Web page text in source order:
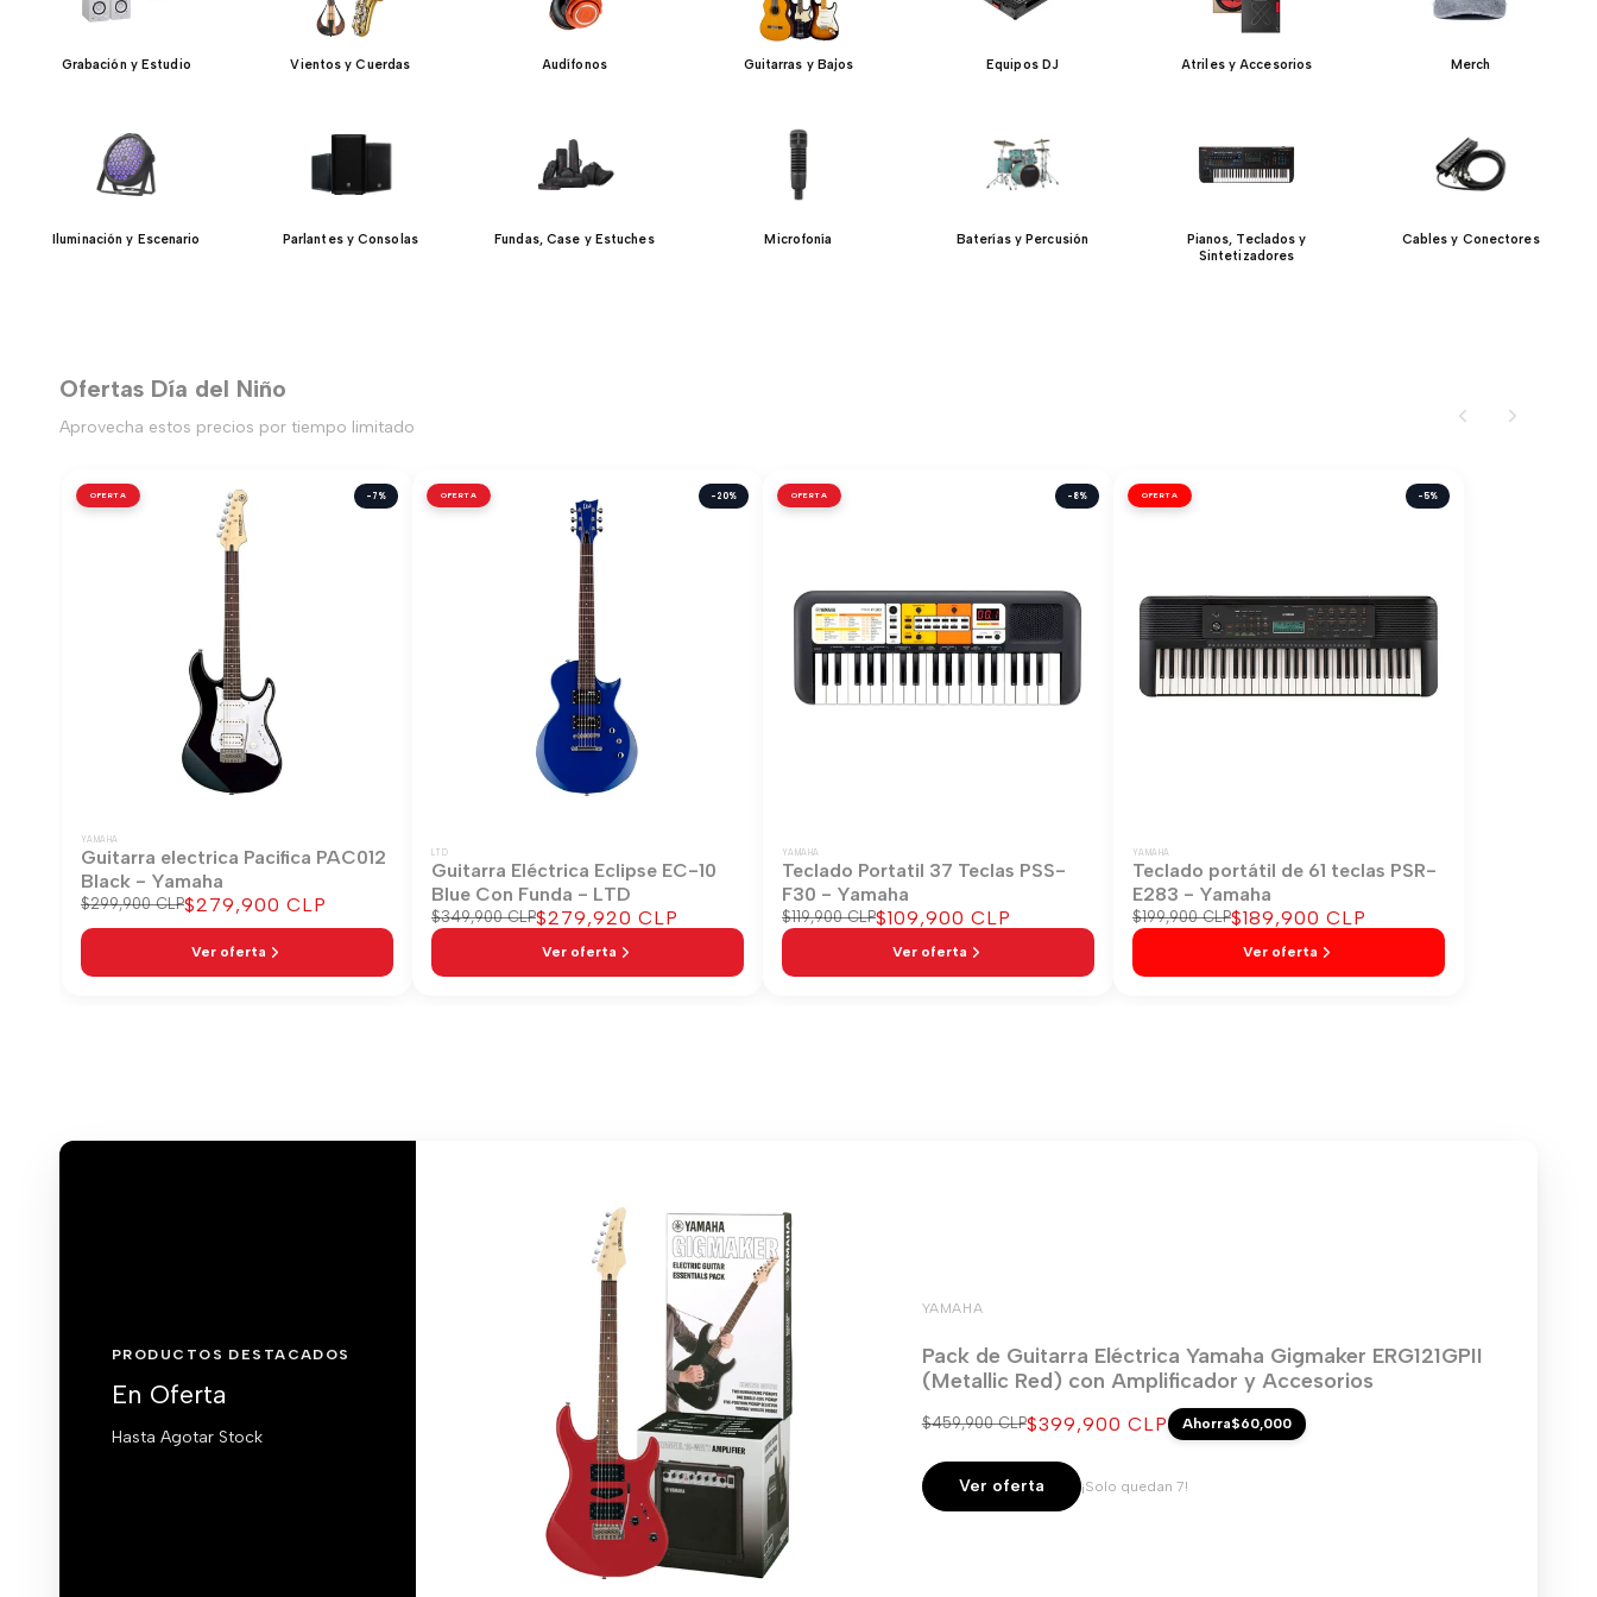
Grabación y Estudio Vientos y Cuerdas Audífonos Guitarras y Bajos Equipos DJ Atriles y Accesorios Merch
Iluminación y Escenario Parlantes y Consolas Fundas, Case y Estuches Microfonía Baterías y Percusión
Pianos, Teclados y
Sintetizadores
Cables y Conectores
Ofertas Día del Niño
Aprovecha estos precios por tiempo limitado
OFERTA -7%
YAMAHA
Guitarra electrica Pacifica PAC012
Black - Yamaha
Precio
$299,900 CLPPrecio
de
venta
$279,900 CLP
Ver oferta
OFERTA -20%
LTD
Guitarra Eléctrica Eclipse EC-10
Blue Con Funda - LTD
Precio
regular
$349,900 CLPPrecio
venta
$279,920 CLP
Ver oferta
OFERTA -8%
YAMAHA
Teclado Portatil 37 Teclas PSS-
F30 - Yamaha
Precio
regular
$119,900 CLPPrecio
venta
$109,900 CLP
Ver oferta
OFERTA -5%
YAMAHA
Teclado portátil de 61 teclas PSR-
E283 - Yamaha
Precio
regular
$199,900 CLPPrecio
venta
$189,900 CLP
Ver oferta
PRODUCTOS DESTACADOS
En Oferta
Hasta Agotar Stock
YAMAHA
Pack de Guitarra Eléctrica Yamaha Gigmaker ERG121GPII
(Metallic Red) con Amplificador y Accesorios
Precio
$459,900 CLPPrecio
venta
$399,900 CLP Ahorra$60,000
Ver oferta ¡Solo quedan 7!